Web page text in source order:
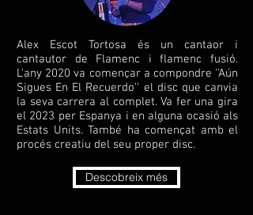
Alex Escot Tortosa és un cantaor i
cantautor de Flamenc i flamenc fusió.
L'any 2020 va començar a compondre ''Aún
Sigues En El Recuerdo'' el disc que canvia
la seva carrera al complet. Va fer una gira
el 2023 per Espanya i en alguna ocasió als
Estats Units. També ha començat amb el
procés creatiu del seu proper disc.
Descobreix més